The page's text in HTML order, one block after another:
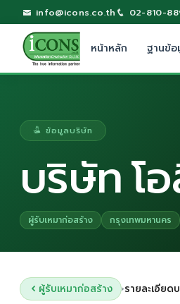
info@icons.co.th 02-810-
หน้าหลัก ฐานข้อ
ข้อมูลบริษัท
บริษัท โ
ผู้รับเหมาก่อสร้าง กรุงเทพมหานคร
ผู้รับเหมาก่อสร้าง ›รายละเอียด